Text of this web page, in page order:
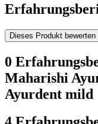
Dieses Produkt bewerten
0
Maharishi
Ayurdent mild